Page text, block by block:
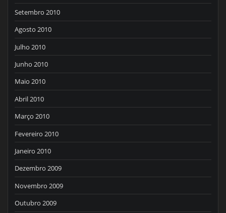
Setembro 2010
Agosto 2010
Julho 2010
Junho 2010
Maio 2010
Abril 2010
Março 2010
Fevereiro 2010
Janeiro 2010
Dezembro 2009
Novembro 2009
Outubro 2009